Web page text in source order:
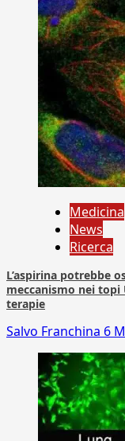
Medicina
News
Ricerca
L’aspirina potrebbe
meccanismo nei topi
terapie
Salvo Franchina 6